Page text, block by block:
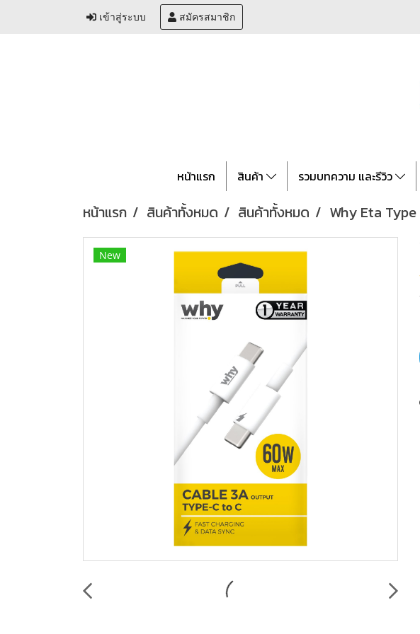
เข้าสู่ระบบ สมัครสมาชิก
หน้าแรก สินค้า รวมบทความ และรีวิว
หน้าแรก สินค้าทั้งหมด สินค้าทั้งหมด Why Eta Type
New